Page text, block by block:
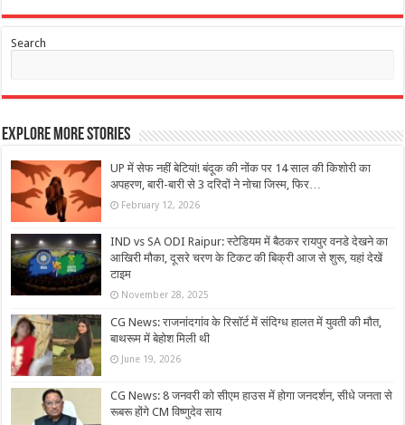
Search
Explore More Stories
UP में सेफ नहीं बेटियां! बंदूक की नोंक पर 14 साल की किशोरी का
अपहरण, बारी-बारी से 3 दरिदों ने नोचा जिस्म, फिर…
February 12, 2026
IND vs SA ODI Raipur: स्टेडियम में बैठकर रायपुर वनडे देखने का
आखिरी मौका, दूसरे चरण के टिकट की बिक्री आज से शुरू, यहां देखें
टाइम
November 28, 2025
CG News: राजनांदगांव के रिसॉर्ट में संदिग्ध हालत में युवती की मौत,
बाथरूम में बेहोश मिली थी
June 19, 2026
CG News: 8 जनवरी को सीएम हाउस में होगा जनदर्शन, सीधे जनता से
रूबरू होंगे CM विष्णुदेव साय